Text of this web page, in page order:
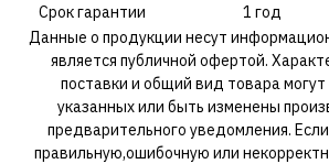
Срок гарантии
1 год
Данные о продукции несут
является публичной офертой.
поставки и общий вид товара могут
указанных или быть изменены
предварительного уведомления.
правильную,ошибочную или